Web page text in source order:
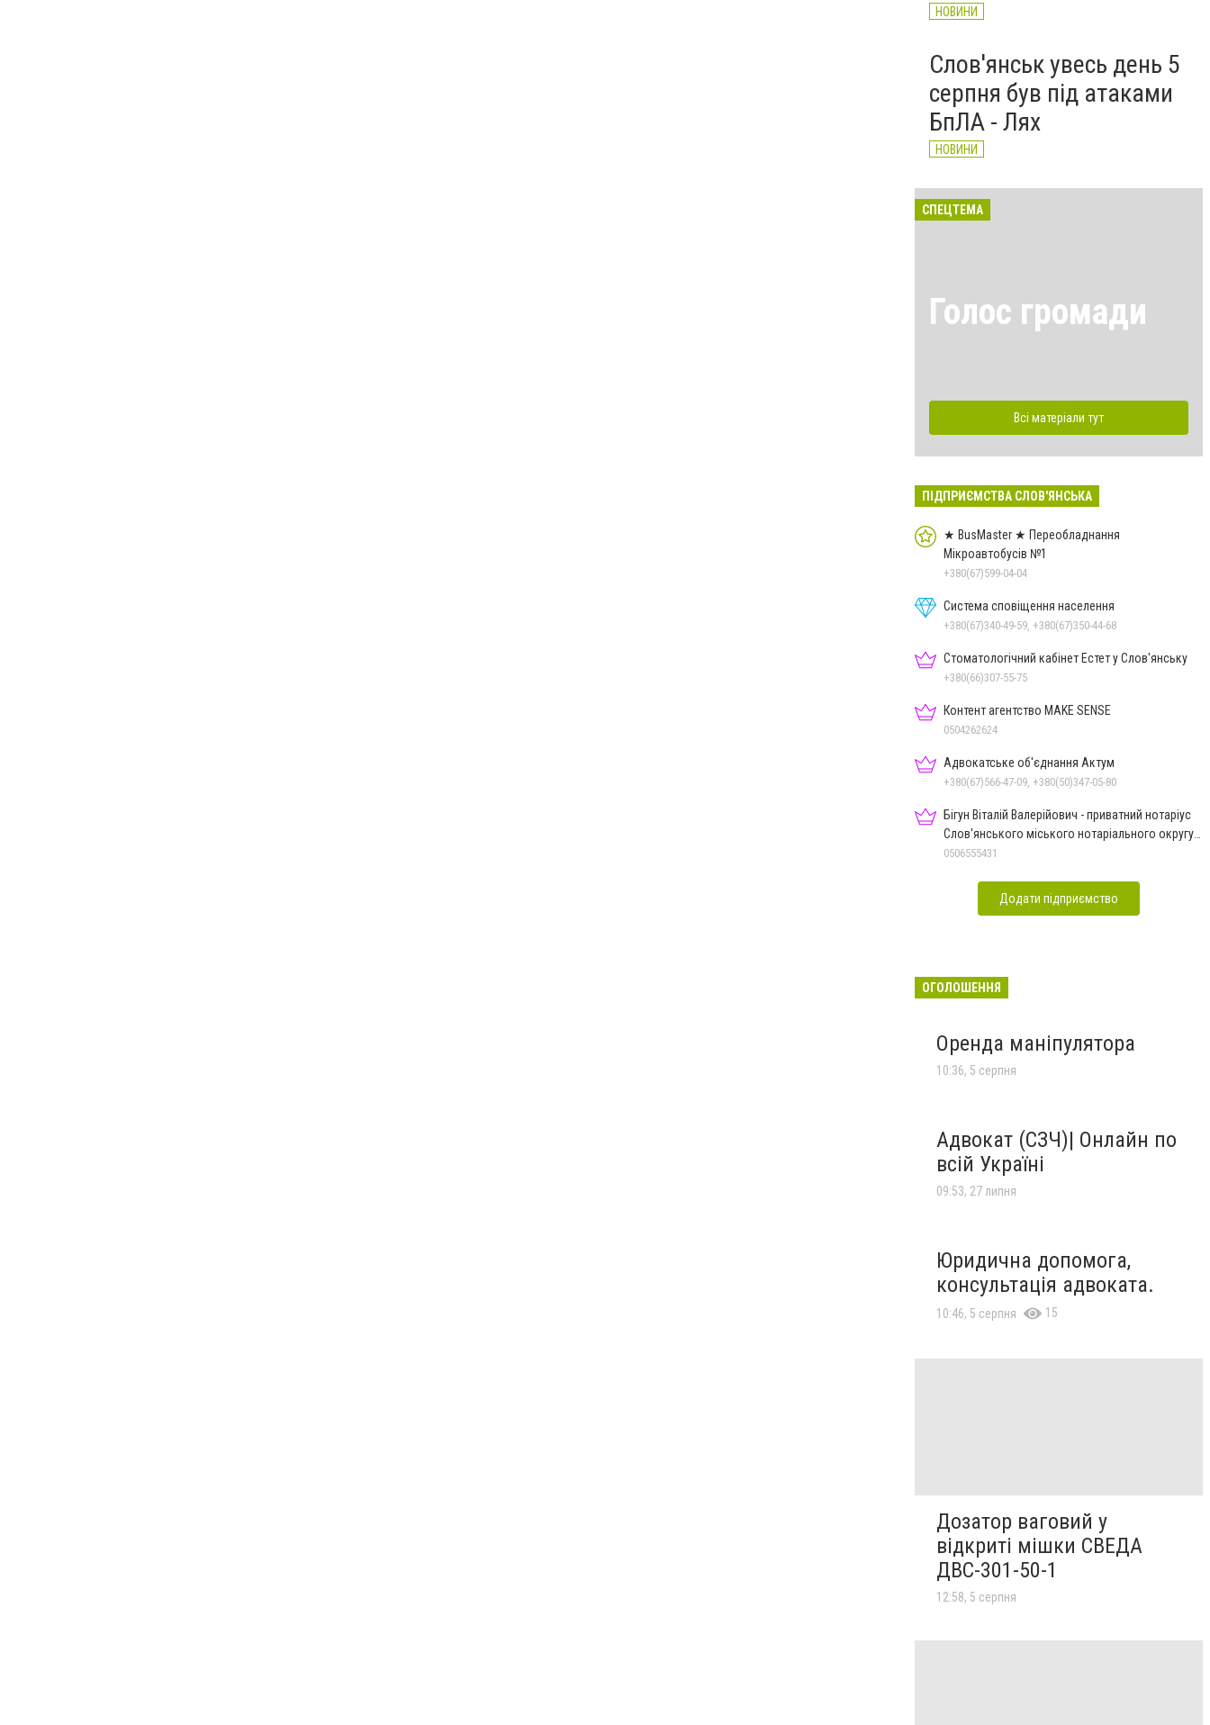
НОВИНИ
Слов'янськ увесь день 5
серпня був під атаками
БпЛА - Лях
НОВИНИ
СПЕЦТЕМА
Голос громади
Всі матеріали тут
ПІДПРИЄМСТВА СЛОВ'ЯНСЬКА
★ BusMaster ★ Переобладнання
Мікроавтобусів №1
+380(67)599-04-04
Система сповіщення населення
+380(67)340-49-59, +380(67)350-44-68
Стоматологічний кабінет Естет у Слов'янську
+380(66)307-55-75
Контент агентство MAKE SENSE
0504262624
Адвокатське об'єднання Актум
+380(67)566-47-09, +380(50)347-05-80
Бігун Віталій Валерійович - приватний нотаріус
Слов'янського міського нотаріального округу
Дон.обл.
0506555431
Додати підприємство
ОГОЛОШЕННЯ
Оренда маніпулятора
10:36, 5 серпня
Адвокат (СЗЧ)| Онлайн по
всій Україні
09:53, 27 липня
Юридична допомога,
консультація адвоката.
10:46, 5 серпня 15
Дозатор ваговий у
відкриті мішки СВЕДА
ДВС-301-50-1
12:58, 5 серпня